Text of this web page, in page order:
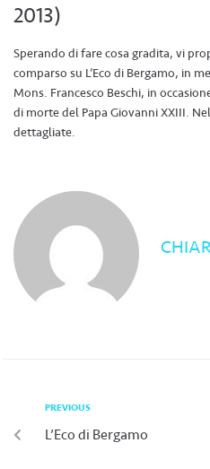
2013)
Sperando di fare cosa gradita, vi
comparso su L’Eco di Bergamo, in
Mons. Francesco Beschi, in
di morte del Papa Giovanni XXIII.
dettagliate.
PREVIOUS
L’Eco di Bergamo